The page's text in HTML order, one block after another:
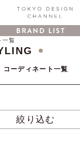
BRAND LIST
一覧
コーディネート一覧
絞り込む